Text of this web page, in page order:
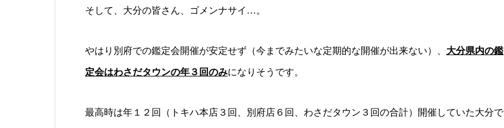
そして、大分の皆さん、ゴメンナサイ…。
やはり別府での鑑定会開催が安定せず（今までみたいな定期的な開催が出来ない）、 大分県内の鑑
定会はわさだタウンの年３回のみになりそうです。
最高時は年１２回（トキハ本店３回、別府店６回、わさだタウン３回の合計）開催していた大分で